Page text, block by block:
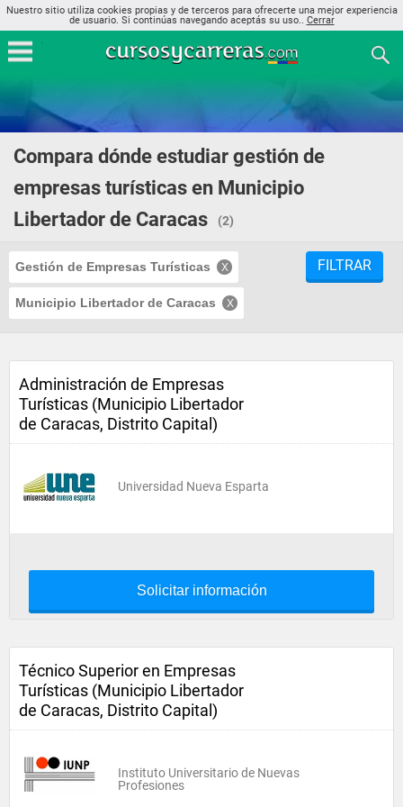
Nuestro sitio utiliza cookies propias y de terceros para ofrecerte una mejor experiencia
de usuario. Si continúas navegando aceptás su uso.. Cerrar
Compara dónde estudiar gestión de
empresas turísticas en Municipio
Libertador de Caracas
(2)
Gestión de Empresas Turísticas
Municipio Libertador de Caracas
FILTRAR
Administración de Empresas
Turísticas (Municipio Libertador
de Caracas, Distrito Capital)
Universidad Nueva Esparta
Solicitar información
Técnico Superior en Empresas
Turísticas (Municipio Libertador
de Caracas, Distrito Capital)
Instituto Universitario de Nuevas
Profesiones